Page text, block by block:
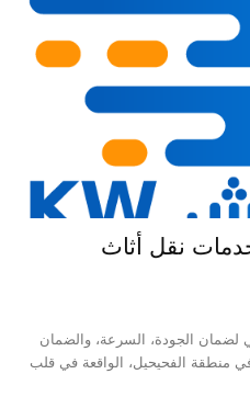
نقل أثاث
لضمان الجودة، السرعة، والضمان
في منطقة الفحيحيل، الواقعة في قلب